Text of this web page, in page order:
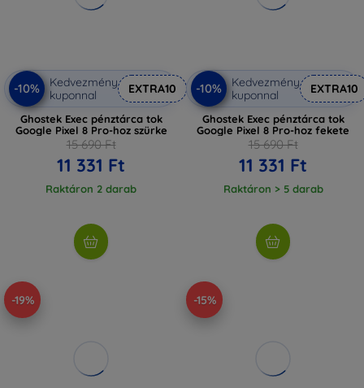
-10%
Kedvezmény
kuponnal
EXTRA10
Ghostek Exec pénztárca tok
Google Pixel 8 Pro-hoz szürke
15 690 Ft
11 331 Ft
Raktáron 2 darab
-10%
Kedvezmény
kuponnal
EXTRA10
Ghostek Exec pénztárca tok
Google Pixel 8 Pro-hoz fekete
15 690 Ft
11 331 Ft
Raktáron > 5 darab
-19% -15%